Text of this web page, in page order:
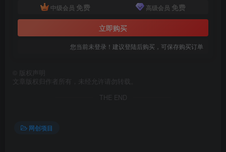
中级会员 免费 高级会员 免费
立即购买
您当前未登录！建议登陆后购买，可保存购买订单
版权声明
文章版权归作者所有，未经允许请勿转载。
THE END
网创项目